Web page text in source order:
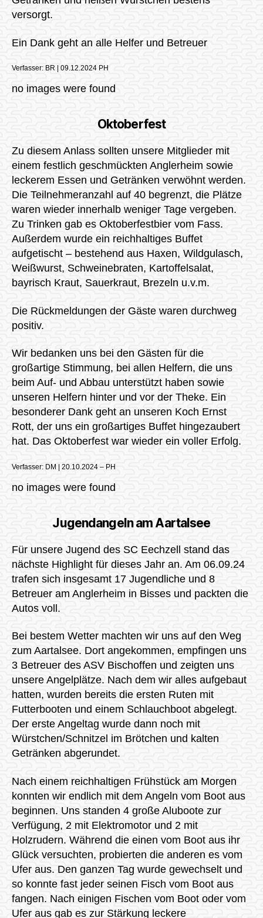
versorgt.
Ein Dank geht an alle Helfer und Betreuer
Verfasser: BR | 09.12.2024 PH
no images were found
Oktoberfest
Zu diesem Anlass sollten unsere Mitglieder mit
einem festlich geschmückten Anglerheim sowie
leckerem Essen und Getränken verwöhnt werden.
Die Teilnehmeranzahl auf 40 begrenzt, die Plätze
waren wieder innerhalb weniger Tage vergeben.
Zu Trinken gab es Oktoberfestbier vom Fass.
Außerdem wurde ein reichhaltiges Buffet
aufgetischt – bestehend aus Haxen, Wildgulasch,
Weißwurst, Schweinebraten, Kartoffelsalat,
bayrisch Kraut, Sauerkraut, Brezeln u.v.m.
Die Rückmeldungen der Gäste waren durchweg
positiv.
Wir bedanken uns bei den Gästen für die
großartige Stimmung, bei allen Helfern, die uns
beim Auf- und Abbau unterstützt haben sowie
unseren Helfern hinter und vor der Theke. Ein
besonderer Dank geht an unseren Koch Ernst
Rott, der uns ein großartiges Buffet hingezaubert
hat. Das Oktoberfest war wieder ein voller Erfolg.
Verfasser: DM | 20.10.2024 – PH
no images were found
Jugendangeln am Aartalsee
Für unsere Jugend des SC Eechzell stand das
nächste Highlight für dieses Jahr an. Am 06.09.24
trafen sich insgesamt 17 Jugendliche und 8
Betreuer am Anglerheim in Bisses und packten die
Autos voll.
Bei bestem Wetter machten wir uns auf den Weg
zum Aartalsee. Dort angekommen, empfingen uns
3 Betreuer des ASV Bischoffen und zeigten uns
unsere Angelplätze. Nach dem wir alles aufgebaut
hatten, wurden bereits die ersten Ruten mit
Futterbooten und einem Schlauchboot abgelegt.
Der erste Angeltag wurde dann noch mit
Würstchen/Schnitzel im Brötchen und kalten
Getränken abgerundet.
Nach einem reichhaltigen Frühstück am Morgen
konnten wir endlich mit dem Angeln vom Boot aus
beginnen. Uns standen 4 große Aluboote zur
Verfügung, 2 mit Elektromotor und 2 mit
Holzrudern. Während die einen vom Boot aus ihr
Glück versuchten, probierten die anderen es vom
Ufer aus. Den ganzen Tag wurde gewechselt und
so konnte fast jeder seinen Fisch vom Boot aus
fangen. Nach einigen Fischen vom Boot oder vom
Ufer aus gab es zur Stärkung leckere